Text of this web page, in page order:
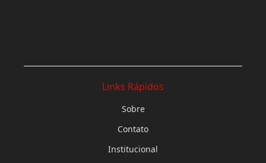
Links Rápidos
Sobre
Contato
Institucional